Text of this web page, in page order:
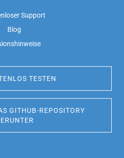
Support
Blog
TESTEN
GITHUB-REPOSITORY